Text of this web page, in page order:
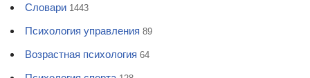
Словари 1443
Психология управления 89
Возрастная психология 64